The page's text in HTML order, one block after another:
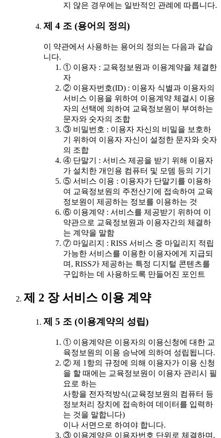
지 않은 경우에는 일반적인 관례에 따릅니다.
제 4 조 (용어의 정의)
이 약관에서 사용하는 용어의 정의는 다음과 같습
니다.
① 이용자 : 교육정보원과 이용계약을 체결한
자
② 이용자번호(ID) : 이용자 식별과 이용자의
서비스 이용을 위하여 이용계약 체결시 이용
자의 선택에 의하여 교육정보원이 부여하는
문자와 숫자의 조합
③ 비밀번호 : 이용자 자신의 비밀을 보호하
기 위하여 이용자 자신이 설정한 문자와 숫자
의 조합
④ 단말기 : 서비스 제공을 받기 위해 이용자
가 설치한 개인용 컴퓨터 및 모뎀 등의 기기
⑤ 서비스 이용 : 이용자가 단말기를 이용하
여 교육정보원의 주전산기에 접속하여 교육
정보원이 제공하는 정보를 이용하는 것
⑥ 이용계약 : 서비스를 제공받기 위하여 이
약관으로 교육정보원과 이용자간의 체결하
는 계약을 말함
⑦ 마일리지 : RISS 서비스 중 마일리지 적립
가능한 서비스를 이용한 이용자에게 지급되
며, RISS가 제공하는 특정 디지털 콘텐츠를
구입하는 데 사용하도록 만들어진 포인트
제 2 장 서비스 이용 계약
제 5 조 (이용계약의 성립)
① 이용계약은 이용자의 이용신청에 대한 교
육정보원의 이용 승낙에 의하여 성립됩니다.
② 제 1항의 규정에 의해 이용자가 이용 신청
을 할 때에는 교육정보원이 이용자 관리시 필
요로 하는
사항을 전자적방식(교육정보원의 컴퓨터 등
정보처리 장치에 접속하여 데이터를 입력하
는 것을 말합니다)
이나 서면으로 하여야 합니다.
③ 이용계약은 이용자번호 단위로 체결하며,